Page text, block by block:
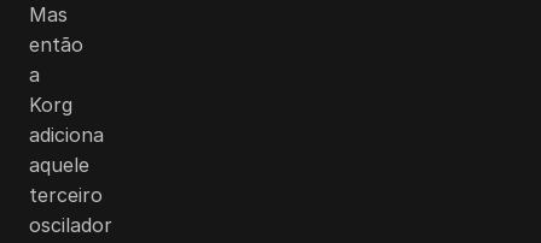
Mas
então
a
Korg
adiciona
aquele
terceiro
oscilador